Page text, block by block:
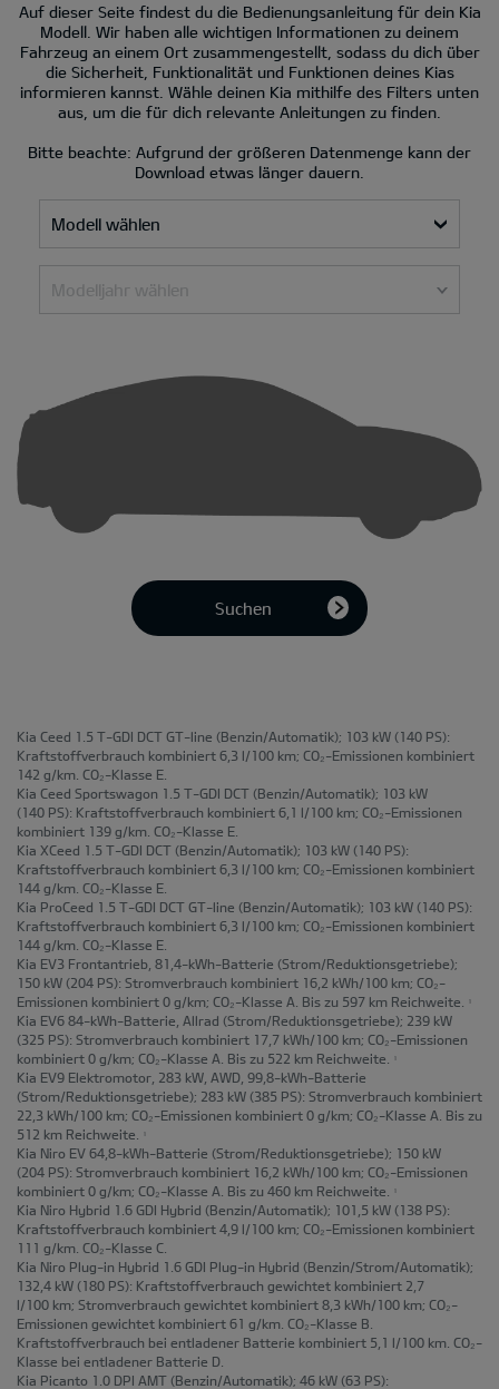
Auf dieser Seite findest du die Bedienungsanleitung für dein Kia
Modell. Wir haben alle wichtigen Informationen zu deinem
Fahrzeug an einem Ort zusammengestellt, sodass du dich über
die Sicherheit, Funktionalität und Funktionen deines Kias
informieren kannst. Wähle deinen Kia mithilfe des Filters unten
aus, um die für dich relevante Anleitungen zu finden.
Bitte beachte: Aufgrund der größeren Datenmenge kann der
Download etwas länger dauern.
Modell wählen
Modelljahr wählen
Suchen
Kia Ceed 1.5 T-GDI DCT GT-line (Benzin/Automatik); 103 kW (140 PS):
Kraftstoffverbrauch kombiniert 6,3 l/100 km; CO₂-Emissionen kombiniert
142 g/km. CO₂-Klasse E.
Kia Ceed Sportswagon 1.5 T-GDI DCT (Benzin/Automatik); 103 kW
(140 PS): Kraftstoffverbrauch kombiniert 6,1 l/100 km; CO₂-Emissionen
kombiniert 139 g/km. CO₂-Klasse E.
Kia XCeed 1.5 T-GDI DCT (Benzin/Automatik); 103 kW (140 PS):
Kraftstoffverbrauch kombiniert 6,3 l/100 km; CO₂-Emissionen kombiniert
144 g/km. CO₂-Klasse E.
Kia ProCeed 1.5 T-GDI DCT GT-line (Benzin/Automatik); 103 kW (140 PS):
Kraftstoffverbrauch kombiniert 6,3 l/100 km; CO₂-Emissionen kombiniert
144 g/km. CO₂-Klasse E.
Kia EV3 Frontantrieb, 81,4-kWh-Batterie (Strom/Reduktionsgetriebe);
150 kW (204 PS): Stromverbrauch kombiniert 16,2 kWh/100 km; CO₂-
Emissionen kombiniert 0 g/km; CO₂-Klasse A. Bis zu 597 km Reichweite.
1
Kia EV6 84-kWh-Batterie, Allrad (Strom/Reduktionsgetriebe); 239 kW
(325 PS): Stromverbrauch kombiniert 17,7 kWh/100 km; CO₂-Emissionen
kombiniert 0 g/km; CO₂-Klasse A. Bis zu 522 km Reichweite.
1
Kia EV9 Elektromotor, 283 kW, AWD, 99,8-kWh-Batterie
(Strom/Reduktionsgetriebe); 283 kW (385 PS): Stromverbrauch kombiniert
22,3 kWh/100 km; CO₂-Emissionen kombiniert 0 g/km; CO₂-Klasse A. Bis zu
512 km Reichweite.
1
Kia Niro EV 64,8-kWh-Batterie (Strom/Reduktionsgetriebe); 150 kW
(204 PS): Stromverbrauch kombiniert 16,2 kWh/100 km; CO₂-Emissionen
kombiniert 0 g/km; CO₂-Klasse A. Bis zu 460 km Reichweite.
1
Kia Niro Hybrid 1.6 GDI Hybrid (Benzin/Automatik); 101,5 kW (138 PS):
Kraftstoffverbrauch kombiniert 4,9 l/100 km; CO₂-Emissionen kombiniert
111 g/km. CO₂-Klasse C.
Kia Niro Plug-in Hybrid 1.6 GDI Plug-in Hybrid (Benzin/Strom/Automatik);
132,4 kW (180 PS): Kraftstoffverbrauch gewichtet kombiniert 2,7
l/100 km; Stromverbrauch gewichtet kombiniert 8,3 kWh/100 km; CO₂-
Emissionen gewichtet kombiniert 61 g/km. CO₂-Klasse B.
Kraftstoffverbrauch bei entladener Batterie kombiniert 5,1 l/100 km. CO₂-
Klasse bei entladener Batterie D.
Kia Picanto 1.0 DPI AMT (Benzin/Automatik); 46 kW (63 PS):